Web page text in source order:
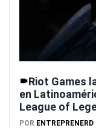
Riot Games
en
League of
POR ENTREPRENERD